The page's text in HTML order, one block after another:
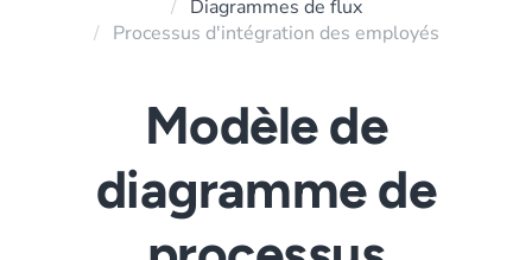
Diagrammes de flux
Processus d'intégration des employés
Modèle de
diagramme de